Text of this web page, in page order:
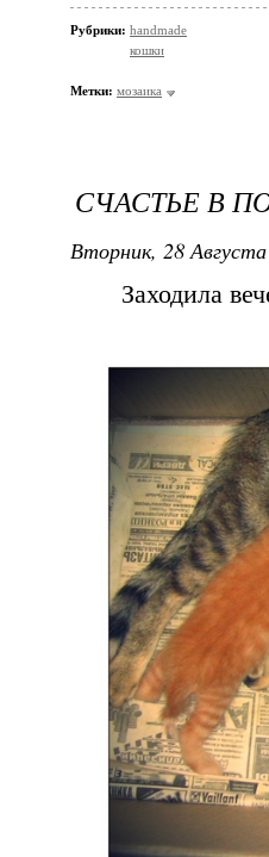
Рубрики: handmade
кошки
Метки: мозаика
СЧАСТЬЕ В
Вторник, 28
Заходила